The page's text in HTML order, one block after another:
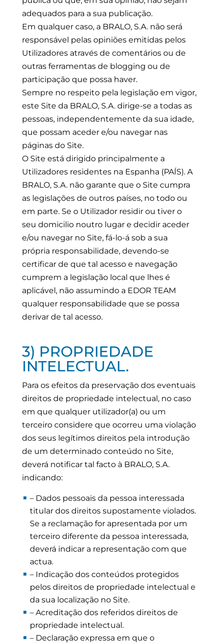
adequados para a sua publicação.
Em qualquer caso, a BRALO, S.A. não será
responsável pelas opiniões emitidas pelos
Utilizadores através de comentários ou de
outras ferramentas de blogging ou de
participação que possa haver.
Sempre no respeito pela legislação em vigor,
este Site da BRALO, S.A. dirige-se a todas as
pessoas, independentemente da sua idade,
que possam aceder e/ou navegar nas
páginas do Site.
O Site está dirigido principalmente a
Utilizadores residentes na Espanha (PAÍS). A
BRALO, S.A. não garante que o Site cumpra
as legislações de outros países, no todo ou
em parte. Se o Utilizador residir ou tiver o
seu domicilio noutro lugar e decidir aceder
e/ou navegar no Site, fá-lo-á sob a sua
própria responsabilidade, devendo-se
certificar de que tal acesso e navegação
cumprem a legislação local que lhes é
aplicável, não assumindo a EDOR TEAM
qualquer responsabilidade que se possa
derivar de tal acesso.
3) PROPRIEDADE
INTELECTUAL.
Para os efeitos da preservação dos eventuais
direitos de propriedade intelectual, no caso
em que qualquer utilizador(a) ou um
terceiro considere que ocorreu uma violação
dos seus legítimos direitos pela introdução
de um determinado conteúdo no Site,
deverá notificar tal facto à BRALO, S.A.
indicando:
– Dados pessoais da pessoa interessada
titular dos direitos supostamente violados.
Se a reclamação for apresentada por um
terceiro diferente da pessoa interessada,
deverá indicar a representação com que
actua.
– Indicação dos conteúdos protegidos
pelos direitos de propriedade intelectual e
da sua localização no Site.
– Acreditação dos referidos direitos de
propriedade intelectual.
– Declaração expressa em que o